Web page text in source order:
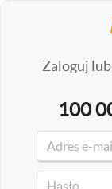
Zaloguj
100